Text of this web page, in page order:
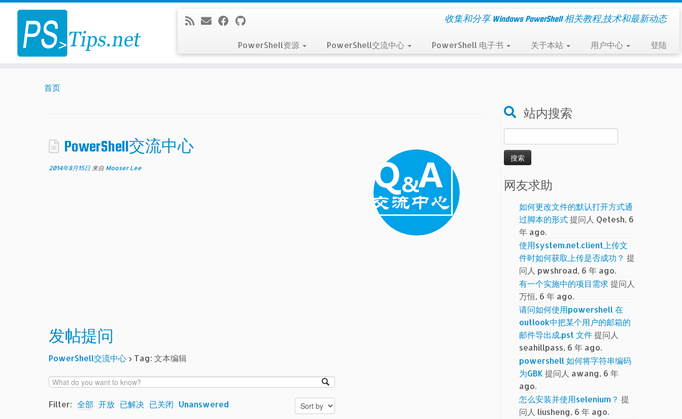
Skip
content
收集和分享 Windows PowerShell 相关教程,技术和最新动态
PowerShell资源 PowerShell交流中心 PowerShell 电子书 关于本站 用户中心 登陆
首页
PowerShell交流中心
2014年8月15日 来自 Mooser Lee
发帖提问
PowerShell交流中心› Tag: 文本编辑
Filter: 全部 开放 已解决 已关闭 Unanswered
站内搜索
索：
网友求助
如何更改文件的默认打开方式通
过脚本的形式提问人 Qetesh, 6
年 ago.
使用system.net.client上传文
件时如何获取上传是否成功？ 提
问人 pwshroad, 6 年 ago.
有一个实施中的项目需求提问人
万恒, 6 年 ago.
请问如何使用powershell 在
outlook中把某个用户的邮箱的
邮件导出成.pst 文件提问人
seahillpass, 6 年 ago.
powershell 如何将字符串编码
为GBK 提问人 awang, 6 年
ago.
怎么安装并使用selenium？ 提
问人 liusheng, 6 年 ago.